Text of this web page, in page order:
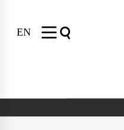
EN